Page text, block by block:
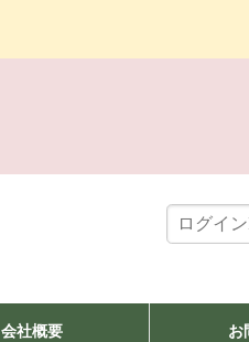
会社概要 お